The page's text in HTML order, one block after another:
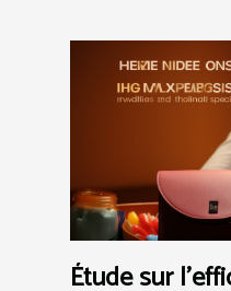
Étude sur